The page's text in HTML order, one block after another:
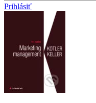
Prihlásiť